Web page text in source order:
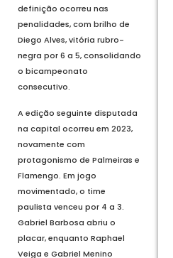
definição ocorreu nas
penalidades, com brilho de
Diego Alves, vitória rubro-
negra por 6 a 5, consolidando
o bicampeonato
consecutivo.
A edição seguinte disputada
na capital ocorreu em 2023,
novamente com
protagonismo de Palmeiras e
Flamengo. Em jogo
movimentado, o time
paulista venceu por 4 a 3.
Gabriel Barbosa abriu o
placar, enquanto Raphael
Veiga e Gabriel Menino